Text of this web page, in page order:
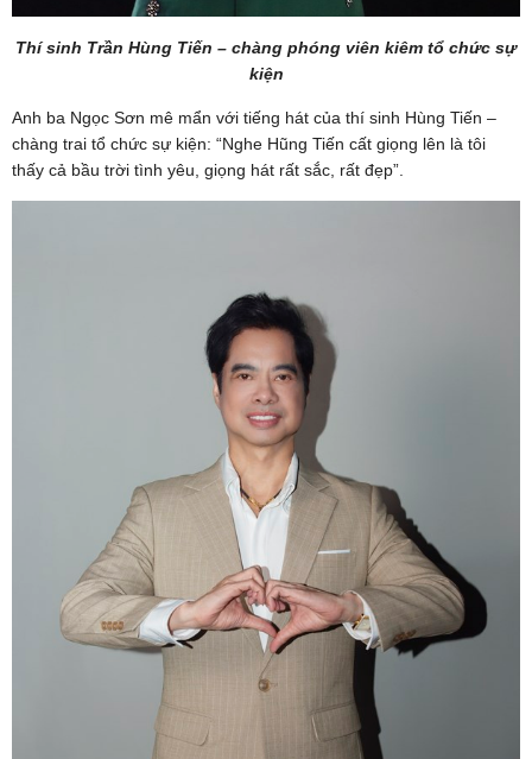
Thí sinh Trần Hùng Tiến – chàng phóng viên kiêm tổ chức sự
kiện
Anh ba Ngọc Sơn mê mẩn với tiếng hát của thí sinh Hùng Tiến –
chàng trai tổ chức sự kiện: “Nghe Hũng Tiến cất giọng lên là tôi
thấy cả bầu trời tình yêu, giọng hát rất sắc, rất đẹp”.